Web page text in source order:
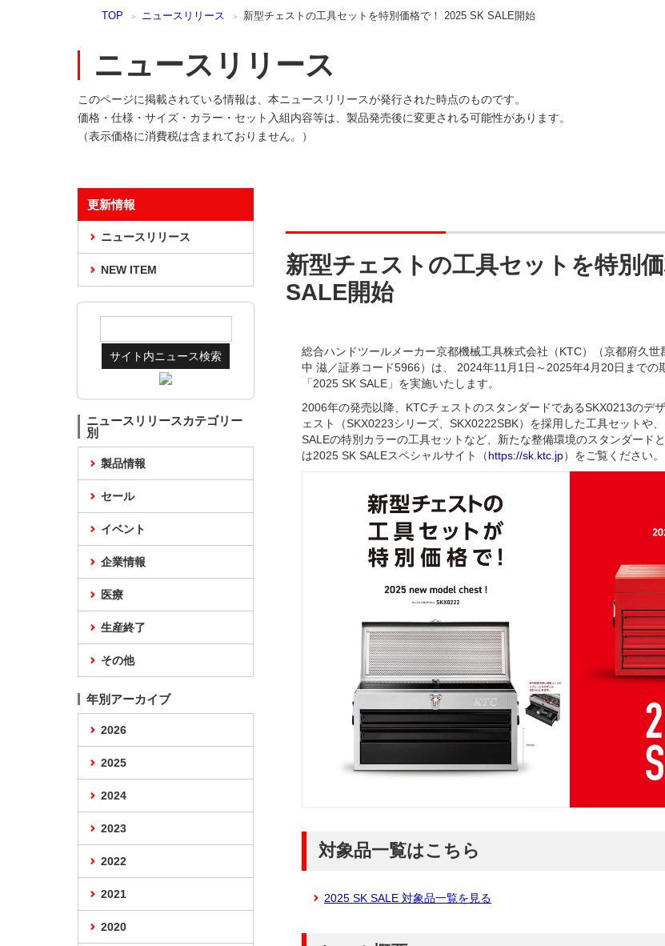
TOP ニュースリリース 新型チェストの工具セットを特別価格で！ 2025 SK SALE開始
ニュースリリース
このページに掲載されている情報は、本ニュースリリースが発行された時点のものです。
価格・仕様・サイズ・カラー・セット入組内容等は、製品発売後に変更される可能性があります。
（表示価格に消費税は含まれておりません。）
新型チェストの工具セットを特別
SALE開始
総合ハンドツールメーカー京都機械工具株式会社（KTC）（京都府久
中 滋／証券コード5966）は、 2024年11月1日～2025年4月20日までの
「2025 SK SALE」を実施いたします。
2006年の発売以降、KTCチェストのスタンダードであるSKX0213のデ
ェスト（SKX0223シリーズ、SKX0222SBK）を採用した工具セットや
SALEの特別カラーの工具セットなど、新たな整備環境のスタンダード
は2025 SK SALEスペシャルサイト（https://sk.ktc.jp）をご覧ください。
対象品一覧はこちら
2025 SK SALE 対象品一覧を見る
更新情報
ニュースリリース
NEW ITEM
ニュースリリースカテゴリー
別
製品情報
セール
イベント
企業情報
医療
生産終了
その他
年別アーカイブ
2026
2025
2024
2023
2022
2021
2020